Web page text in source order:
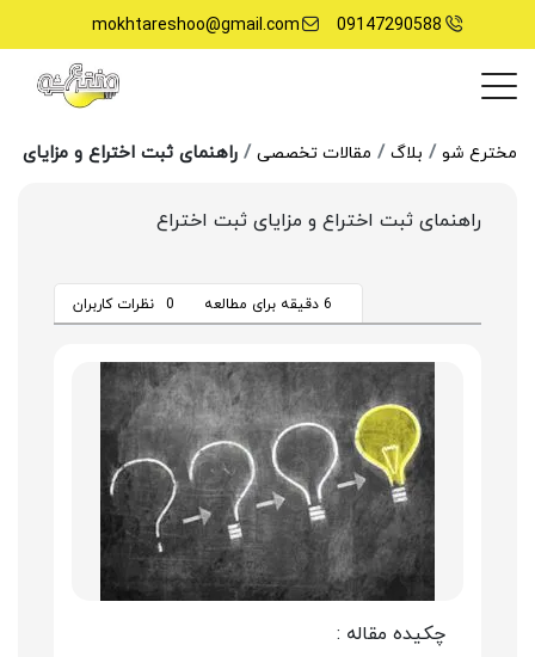
09147290588
mokhtareshoo@gmail.com
مخترع شو بلاگ مقالات تخصصی راهنمای ثبت اختراع و مزایای
راهنمای ثبت اختراع و مزایای ثبت اختراع
6 دقیقه برای مطالعه 0 نظرات کاربران
چکیده مقاله :